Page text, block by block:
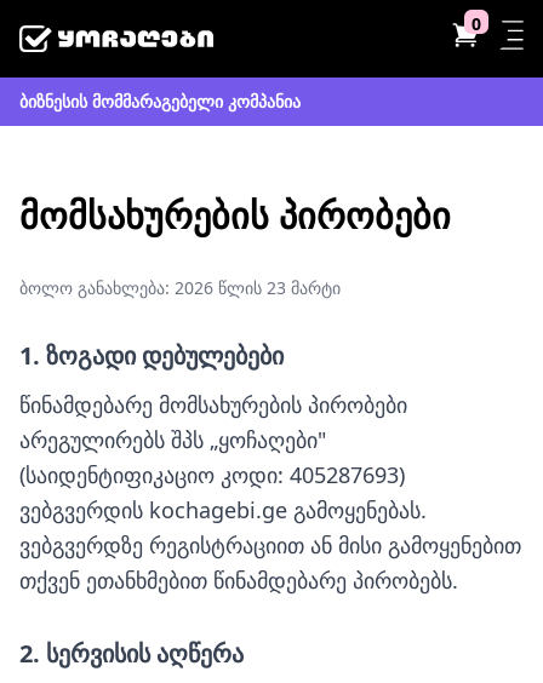
0
ბიზნესის მომმარაგებელი კომპანია
მომსახურების პირობები
ბოლო განახლება: 2026 წლის 23 მარტი
1. ზოგადი დებულებები
წინამდებარე მომსახურების პირობები
არეგულირებს შპს „ყოჩაღები"
(საიდენტიფიკაციო კოდი: 405287693)
ვებგვერდის kochagebi.ge გამოყენებას.
ვებგვერდზე რეგისტრაციით ან მისი გამოყენებით
თქვენ ეთანხმებით წინამდებარე პირობებს.
2. სერვისის აღწერა